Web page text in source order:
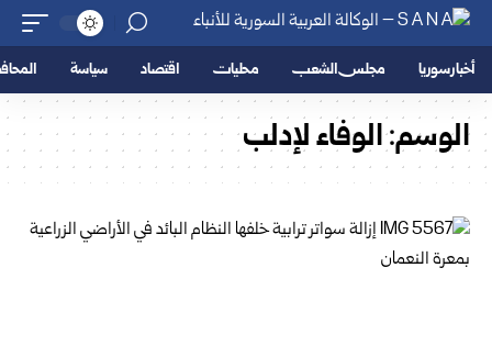
أخبار سوريا مجلس الشعب محليات اقتصاد سياسة
الوسم:الوفاء لإدلب